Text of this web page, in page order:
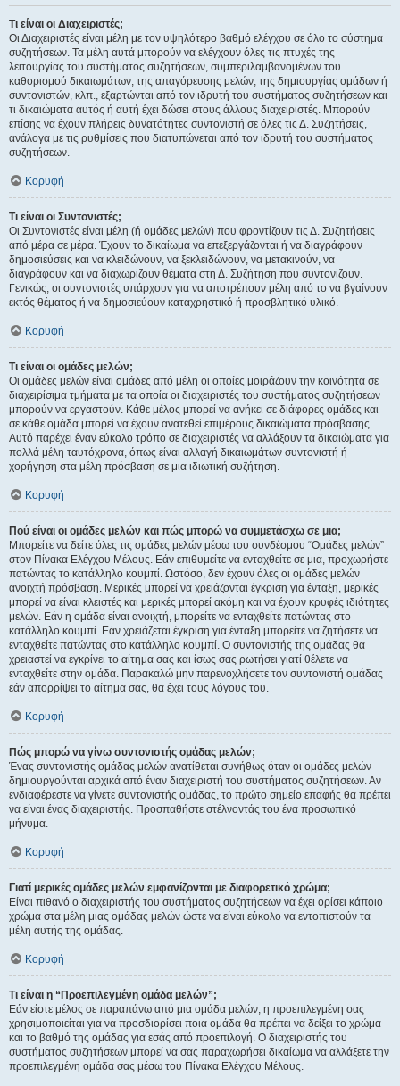
Τι είναι οι Διαχειριστές;
Οι Διαχειριστές είναι μέλη με τον υψηλότερο βαθμό ελέγχου σε όλο το σύστημα
συζητήσεων. Τα μέλη αυτά μπορούν να ελέγχουν όλες τις πτυχές της
λειτουργίας του συστήματος συζητήσεων, συμπεριλαμβανομένων του
καθορισμού δικαιωμάτων, της απαγόρευσης μελών, της δημιουργίας ομάδων ή
συντονιστών, κλπ., εξαρτώνται από τον ιδρυτή του συστήματος συζητήσεων και
τι δικαιώματα αυτός ή αυτή έχει δώσει στους άλλους διαχειριστές. Μπορούν
επίσης να έχουν πλήρεις δυνατότητες συντονιστή σε όλες τις Δ. Συζητήσεις,
ανάλογα με τις ρυθμίσεις που διατυπώνεται από τον ιδρυτή του συστήματος
συζητήσεων.
Κορυφή
Τι είναι οι Συντονιστές;
Οι Συντονιστές είναι μέλη (ή ομάδες μελών) που φροντίζουν τις Δ. Συζητήσεις
από μέρα σε μέρα. Έχουν το δικαίωμα να επεξεργάζονται ή να διαγράφουν
δημοσιεύσεις και να κλειδώνουν, να ξεκλειδώνουν, να μετακινούν, να
διαγράφουν και να διαχωρίζουν θέματα στη Δ. Συζήτηση που συντονίζουν.
Γενικώς, οι συντονιστές υπάρχουν για να αποτρέπουν μέλη από το να βγαίνουν
εκτός θέματος ή να δημοσιεύουν καταχρηστικό ή προσβλητικό υλικό.
Κορυφή
Τι είναι οι ομάδες μελών;
Οι ομάδες μελών είναι ομάδες από μέλη οι οποίες μοιράζουν την κοινότητα σε
διαχειρίσιμα τμήματα με τα οποία οι διαχειριστές του συστήματος συζητήσεων
μπορούν να εργαστούν. Κάθε μέλος μπορεί να ανήκει σε διάφορες ομάδες και
σε κάθε ομάδα μπορεί να έχουν ανατεθεί επιμέρους δικαιώματα πρόσβασης.
Αυτό παρέχει έναν εύκολο τρόπο σε διαχειριστές να αλλάξουν τα δικαιώματα για
πολλά μέλη ταυτόχρονα, όπως είναι αλλαγή δικαιωμάτων συντονιστή ή
χορήγηση στα μέλη πρόσβαση σε μια ιδιωτική συζήτηση.
Κορυφή
Πού είναι οι ομάδες μελών και πώς μπορώ να συμμετάσχω σε μια;
Μπορείτε να δείτε όλες τις ομάδες μελών μέσω του συνδέσμου “Ομάδες μελών”
στον Πίνακα Ελέγχου Μέλους. Εάν επιθυμείτε να ενταχθείτε σε μια, προχωρήστε
πατώντας το κατάλληλο κουμπί. Ωστόσο, δεν έχουν όλες οι ομάδες μελών
ανοιχτή πρόσβαση. Μερικές μπορεί να χρειάζονται έγκριση για ένταξη, μερικές
μπορεί να είναι κλειστές και μερικές μπορεί ακόμη και να έχουν κρυφές ιδιότητες
μελών. Εάν η ομάδα είναι ανοιχτή, μπορείτε να ενταχθείτε πατώντας στο
κατάλληλο κουμπί. Εάν χρειάζεται έγκριση για ένταξη μπορείτε να ζητήσετε να
ενταχθείτε πατώντας στο κατάλληλο κουμπί. Ο συντονιστής της ομάδας θα
χρειαστεί να εγκρίνει το αίτημα σας και ίσως σας ρωτήσει γιατί θέλετε να
ενταχθείτε στην ομάδα. Παρακαλώ μην παρενοχλήσετε τον συντονιστή ομάδας
εάν απορρίψει το αίτημα σας, θα έχει τους λόγους του.
Κορυφή
Πώς μπορώ να γίνω συντονιστής ομάδας μελών;
Ένας συντονιστής ομάδας μελών ανατίθεται συνήθως όταν οι ομάδες μελών
δημιουργούνται αρχικά από έναν διαχειριστή του συστήματος συζητήσεων. Αν
ενδιαφέρεστε να γίνετε συντονιστής ομάδας, το πρώτο σημείο επαφής θα πρέπει
να είναι ένας διαχειριστής. Προσπαθήστε στέλνοντάς του ένα προσωπικό
μήνυμα.
Κορυφή
Γιατί μερικές ομάδες μελών εμφανίζονται με διαφορετικό χρώμα;
Είναι πιθανό ο διαχειριστής του συστήματος συζητήσεων να έχει ορίσει κάποιο
χρώμα στα μέλη μιας ομάδας μελών ώστε να είναι εύκολο να εντοπιστούν τα
μέλη αυτής της ομάδας.
Κορυφή
Τι είναι η “Προεπιλεγμένη ομάδα μελών”;
Εάν είστε μέλος σε παραπάνω από μια ομάδα μελών, η προεπιλεγμένη σας
χρησιμοποιείται για να προσδιορίσει ποια ομάδα θα πρέπει να δείξει το χρώμα
και το βαθμό της ομάδας για εσάς από προεπιλογή. Ο διαχειριστής του
συστήματος συζητήσεων μπορεί να σας παραχωρήσει δικαίωμα να αλλάξετε την
προεπιλεγμένη ομάδα σας μέσω του Πίνακα Ελέγχου Μέλους.